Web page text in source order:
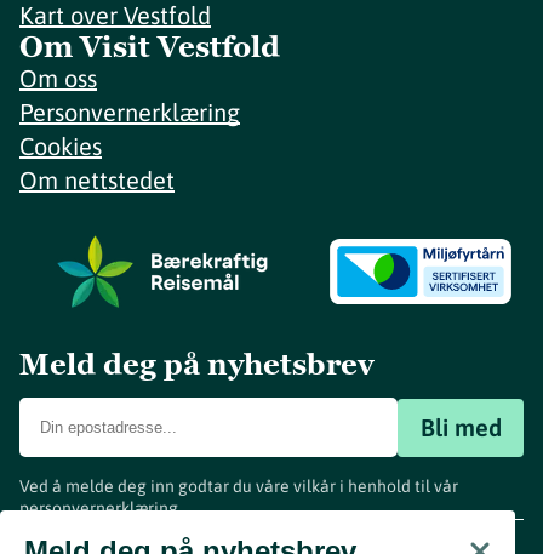
Kart over Vestfold
Om Visit Vestfold
Om oss
Personvernerklæring
Cookies
Om nettstedet
Meld deg på nyhetsbrev
Bli med
Ved å melde deg inn godtar du våre vilkår i henhold til vår
personvernerklæring.
www.visitvestfold.com